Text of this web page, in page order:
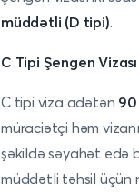
müddətli (D tipi).
C Tipi Şengen Vizası
C tipi viza adətən 90
müraciətçi həm
şəkildə səyahət edə
müddətli təhsil üçün